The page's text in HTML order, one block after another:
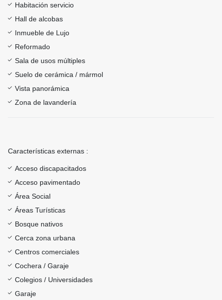
Habitación servicio
Hall de alcobas
Inmueble de Lujo
Reformado
Sala de usos múltiples
Suelo de cerámica / mármol
Vista panorámica
Zona de lavandería
Características externas :
Acceso discapacitados
Acceso pavimentado
Área Social
Áreas Turísticas
Bosque nativos
Cerca zona urbana
Centros comerciales
Cochera / Garaje
Colegios / Universidades
Garaje